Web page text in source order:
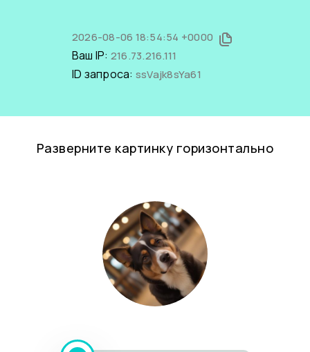
2026-08-06 18:54:54 +0000
Ваш IP: 216.73.216.111
ID запроса: ssVajk8sYa61
Разверните картинку горизонтально